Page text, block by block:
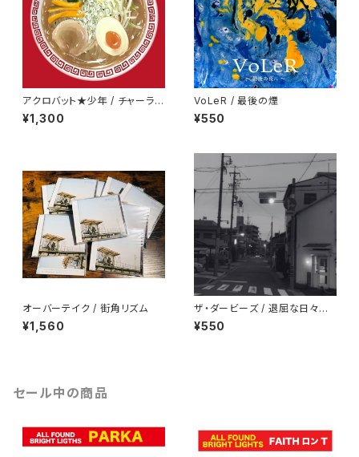
アクロバット★少年 / チャーラー
セット
¥1,300
VoLeR / 最後の煙
¥550
オーバーテイク / 街角リズム
¥1,560
ザ・ダービーズ / 退屈な日々に
も花束を
¥550
セール中の商品